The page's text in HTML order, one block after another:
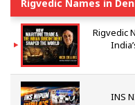
Rigvedic
INS